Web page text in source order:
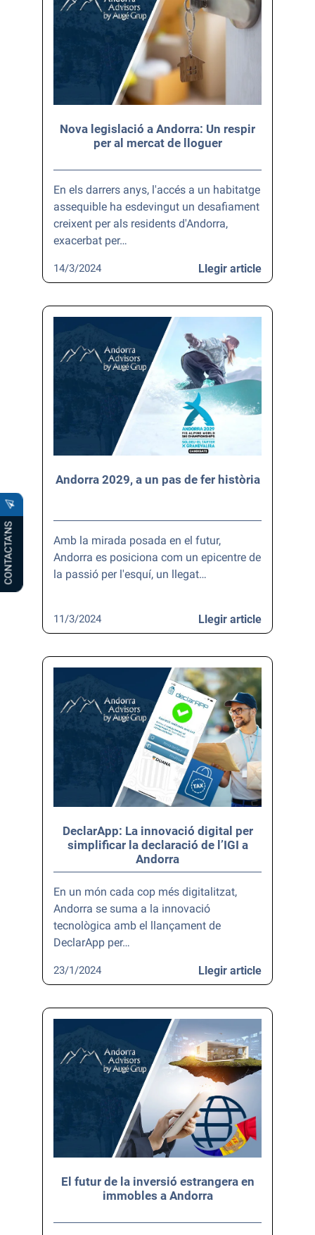
CONTACTA’NS
Nova legislació a Andorra: Un respir
per al mercat de lloguer
En els darrers anys, l'accés a un habitatge
assequible ha esdevingut un desafiament
creixent per als residents d'Andorra,
exacerbat per…
Llegir article
14/3/2024
Andorra 2029, a un pas de fer història
Amb la mirada posada en el futur,
Andorra es posiciona com un epicentre de
la passió per l'esquí, un llegat…
Llegir article
11/3/2024
DeclarApp: La innovació digital per
simplificar la declaració de l’IGI a
Andorra
En un món cada cop més digitalitzat,
Andorra se suma a la innovació
tecnològica amb el llançament de
DeclarApp per…
Llegir article
23/1/2024
El futur de la inversió estrangera en
immobles a Andorra